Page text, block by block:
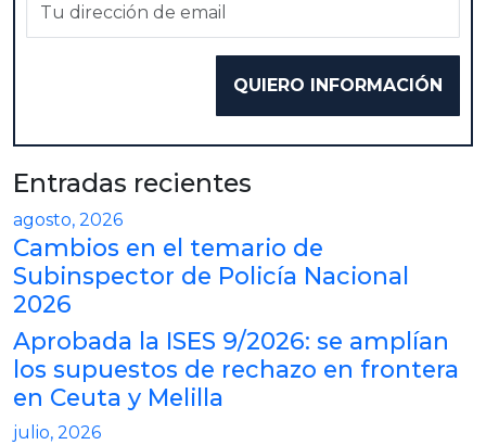
Entradas recientes
agosto, 2026
Cambios en el temario de
Subinspector de Policía Nacional
2026
Aprobada la ISES 9/2026: se amplían
los supuestos de rechazo en frontera
en Ceuta y Melilla
julio, 2026